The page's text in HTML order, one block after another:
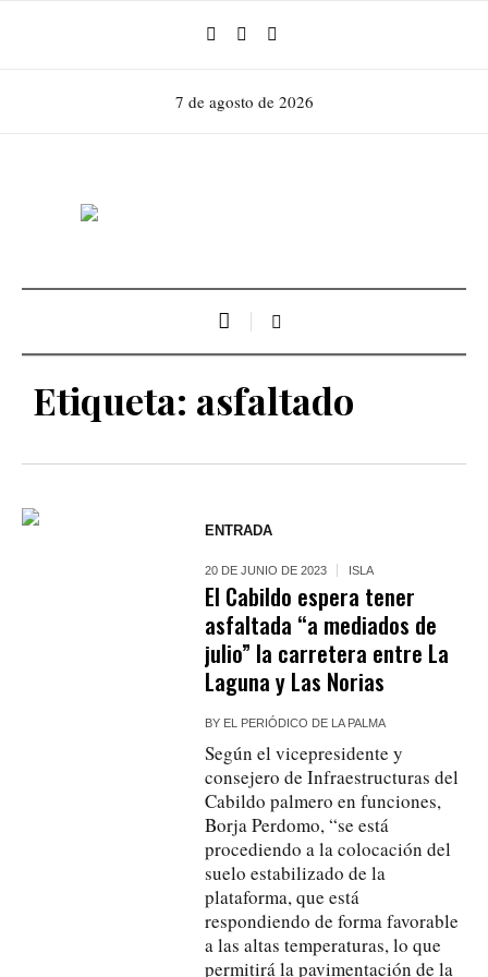
7 de agosto de 2026
Etiqueta: asfaltado
ENTRADA
20 DE JUNIO DE 2023 ISLA
El Cabildo espera tener
asfaltada “a mediados de
julio” la carretera entre La
Laguna y Las Norias
BY EL PERIÓDICO DE LA PALMA
Según el vicepresidente y
consejero de Infraestructuras del
Cabildo palmero en funciones,
Borja Perdomo, “se está
procediendo a la colocación del
suelo estabilizado de la
plataforma, que está
respondiendo de forma favorable
a las altas temperaturas, lo que
permitirá la pavimentación de la